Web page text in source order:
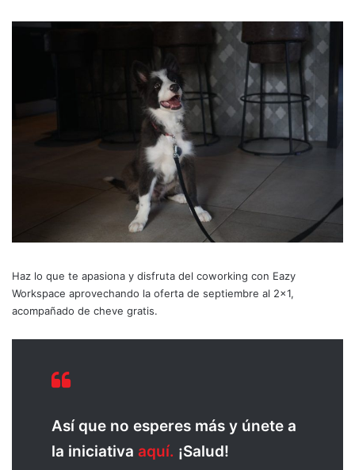
Haz lo que te apasiona y disfruta del coworking con Eazy
Workspace aprovechando la oferta de septiembre al 2×1,
acompañado de cheve gratis.
Así que no esperes más y únete a
la iniciativa aquí. ¡Salud!